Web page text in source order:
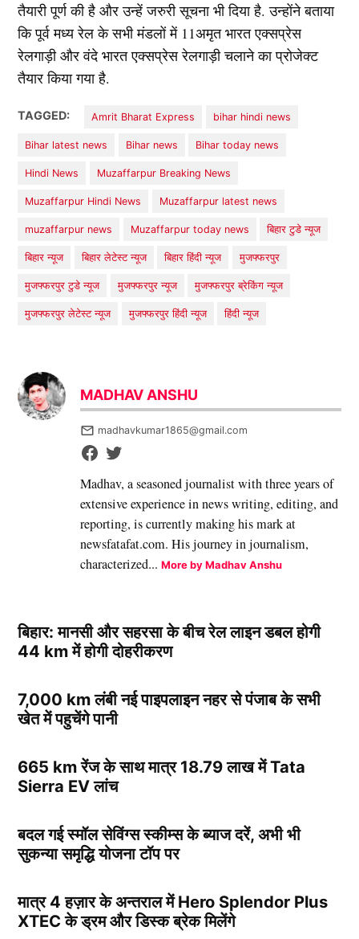
तैयारी पूर्ण की है और उन्हें जरुरी सूचना भी दिया है. उन्होंने बताया
कि पूर्व मध्य रेल के सभी मंडलों में 11अमृत भारत एक्सप्रेस
रेलगाड़ी और वंदे भारत एक्सप्रेस रेलगाड़ी चलाने का प्रोजेक्ट
तैयार किया गया है.
TAGGED: Amrit Bharat Express bihar hindi news
Bihar latest news Bihar news Bihar today news
Hindi News Muzaffarpur Breaking News
Muzaffarpur Hindi News Muzaffarpur latest news
muzaffarpur news Muzaffarpur today news बिहार टुडे न्यूज
बिहार न्यूज बिहार लेटेस्ट न्यूज बिहार हिंदी न्यूज मुजफ्फरपुर
मुजफ्फरपुर टुडे न्यूज मुजफ्फरपुर न्यूज मुजफ्फरपुर ब्रेकिंग न्यूज
मुजफ्फरपुर लेटेस्ट न्यूज मुजफ्फरपुर हिंदी न्यूज हिंदी न्यूज
MADHAV ANSHU
madhavkumar1865@gmail.com
Madhav, a seasoned journalist with three years of
extensive experience in news writing, editing, and
reporting, is currently making his mark at
newsfatafat.com. His journey in journalism,
characterized...More by Madhav Anshu
बिहार: मानसी और सहरसा के बीच रेल लाइन डबल होगी
44 km में होगी दोहरीकरण
7,000 km लंबी नई पाइपलाइन नहर से पंजाब के सभी
खेत में पहुचेंगे पानी
665 km रेंज के साथ मात्र 18.79 लाख में Tata
Sierra EV लांच
बदल गई स्मॉल सेविंग्स स्कीम्स के ब्याज दरें, अभी भी
सुकन्या समृद्धि योजना टॉप पर
मात्र 4 हज़ार के अन्तराल में Hero Splendor Plus
XTEC के ड्रम और डिस्क ब्रेक मिलेंगे